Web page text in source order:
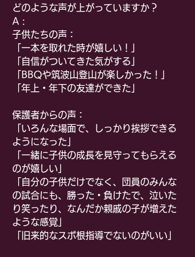
どのような声が上がっていますか？
A :
子供たちの声：
「一本を取れた時が嬉しい！」
「自信がついてきた気がする」
BBQや筑波山登山が楽しかった！」
年上・年下の友達ができた」
保護者からの声：
いろんな場面で、しっかり挨拶できる
ようになった」
一緒に子供の成長を見守ってもらえる
のが嬉しい」
自分の子供だけでなく、団員のみんな
の試合にも、勝った・負けたで、泣いた
り笑ったり、なんだか親戚の子が増えた
ような感覚」
「旧来的なスポ根指導でないのがいい」